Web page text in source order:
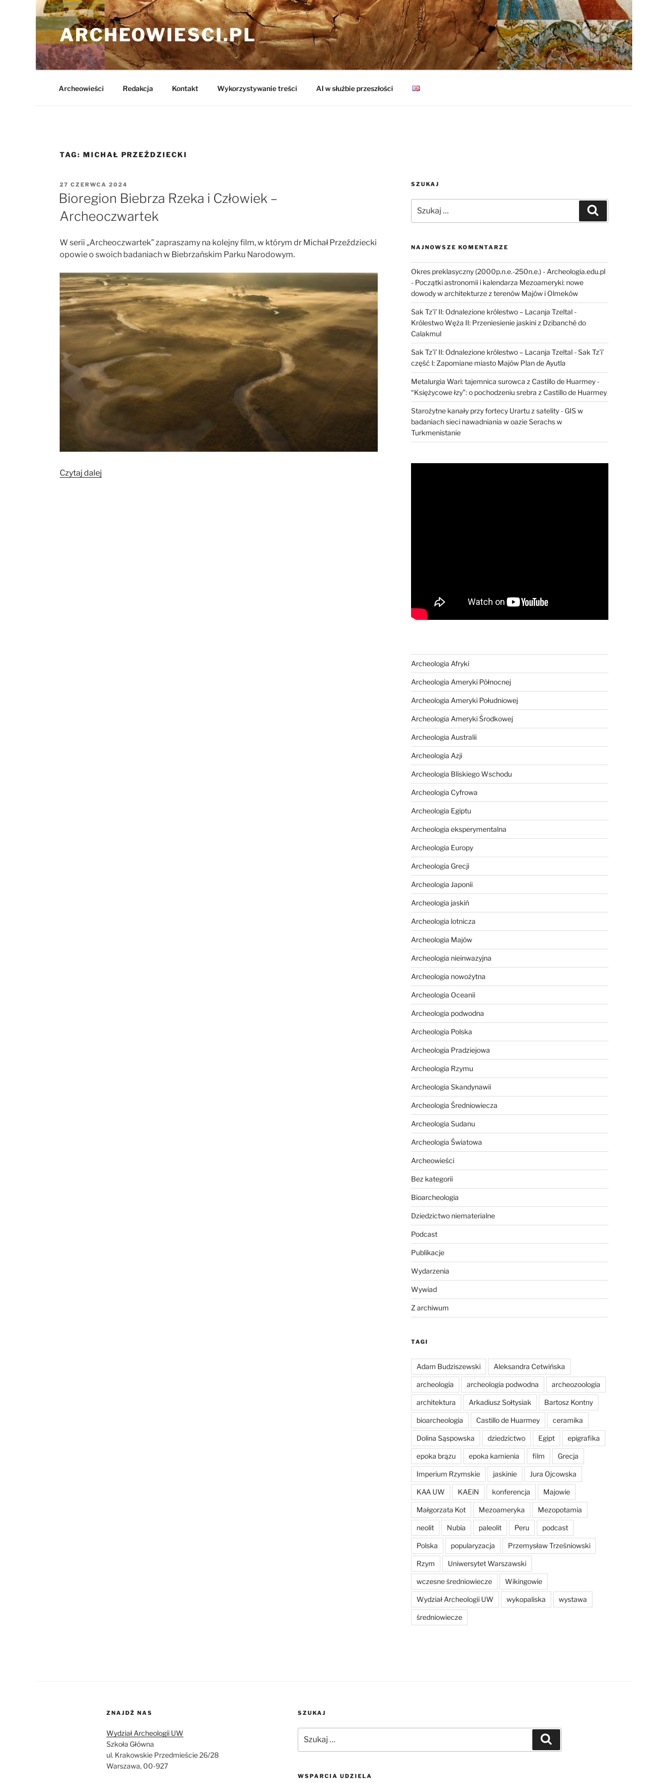
Przejdź
do
treści ARCHEOWIESCI.PL
Archeowieści Redakcja Kontakt Wykorzystywanie treści AI w służbie przeszłości
TAG: MICHAŁ PRZEŹDZIECKI
OPUBLIKOWANE
W
27 CZERWCA 2024
Bioregion Biebrza Rzeka i Człowiek –
Archeoczwartek
W serii „Archeoczwartek” zapraszamy na kolejny film, w którym dr Michał Przeździecki
opowie o swoich badaniach w Biebrzańskim Parku Narodowym.
Czytaj dalej
SZUKAJ
NAJNOWSZE KOMENTARZE
Okres preklasyczny (2000p.n.e.-250n.e.) - Archeologia.edu.pl
- Początki astronomii i kalendarza Mezoameryki: nowe
dowody w architekturze z terenów Majów i Olmeków
Sak Tz’i’ II: Odnalezione królestwo – Lacanja Tzeltal-
Królestwo Węża II: Przeniesienie jaskini z Dzibanché do
Calakmul
Sak Tz’i’ II: Odnalezione królestwo – Lacanja Tzeltal-Sak Tz’i’
część I: Zapomiane miasto Majów Plan de Ayutla
Metalurgia Wari: tajemnica surowca z Castillo de Huarmey-
“Księżycowe łzy”: o pochodzeniu srebra z Castillo de Huarmey
Starożytne kanały przy fortecy Urartu z satelity- GIS w
badaniach sieci nawadniania w oazie Serachs w
Turkmenistanie
Archeologia Afryki
Archeologia Ameryki Północnej
Archeologia Ameryki Południowej
Archeologia Ameryki Środkowej
Archeologia Australii
Archeologia Azji
Archeologia Bliskiego Wschodu
Archeologia Cyfrowa
Archeologia Egiptu
Archeologia eksperymentalna
Archeologia Europy
Archeologia Grecji
Archeologia Japonii
Archeologia jaskiń
Archeologia lotnicza
Archeologia Majów
Archeologia nieinwazyjna
Archeologia nowożytna
Archeologia Oceanii
Archeologia podwodna
Archeologia Polska
Archeologia Pradziejowa
Archeologia Rzymu
Archeologia Skandynawii
Archeologia Średniowiecza
Archeologia Sudanu
Archeologia Światowa
Archeowieści
Bez kategorii
Bioarcheologia
Dziedzictwo niematerialne
Podcast
Publikacje
Wydarzenia
Wywiad
Z archiwum
TAGI
Adam Budziszewski Aleksandra Cetwińska
archeologia archeologia podwodna archeozoologia
architektura Arkadiusz Sołtysiak Bartosz Kontny
bioarcheologia Castillo de Huarmey ceramika
Dolina Sąspowska dziedzictwo Egipt epigrafika
epoka brązu epoka kamienia film Grecja
Imperium Rzymskie jaskinie Jura Ojcowska
KAA UW KAEiN konferencja Majowie
Małgorzata Kot Mezoameryka Mezopotamia
neolit Nubia paleolit Peru podcast
Polska popularyzacja Przemysław Trześniowski
Rzym Uniwersytet Warszawski
wczesne średniowiecze Wikingowie
Wydział Archeologii UW wykopaliska wystawa
średniowiecze
ZNAJDŹ NAS
Wydział Archeologii UW
Szkoła Główna
ul. Krakowskie Przedmieście 26/28
Warszawa, 00-927
SZUKAJ
WSPARCIA UDZIELA